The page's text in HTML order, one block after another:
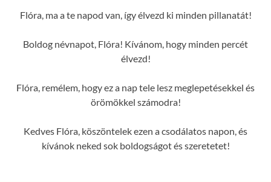
Flóra, ma a te napod van, így élvezd ki minden pillanatát!
Boldog névnapot, Flóra! Kívánom, hogy minden percét
élvezd!
Flóra, remélem, hogy ez a nap tele lesz meglepetésekkel és
örömökkel számodra!
Kedves Flóra, köszöntelek ezen a csodálatos napon, és
kívánok neked sok boldogságot és szeretetet!